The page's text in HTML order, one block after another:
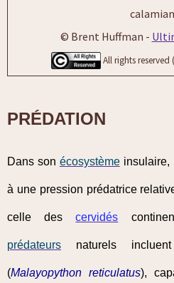
calamian
© Brent Huffman -
All rights reserved
PRÉDATION
Dans son écosystèmeinsulaire,
à une pression prédatrice
celle descervidés
prédateurs naturels
(Malayopython reticulatus),